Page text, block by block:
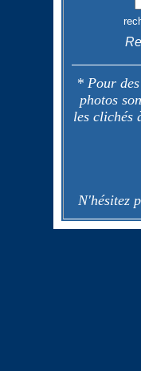
* Pour
photos
les clichés
N'hésitez